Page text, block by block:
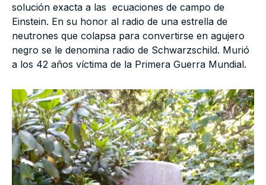
solución exacta a las ecuaciones de campo de
Einstein. En su honor al radio de una estrella de
neutrones que colapsa para convertirse en agujero
negro se le denomina radio de Schwarzschild. Murió
a los 42 años víctima de la Primera Guerra Mundial.